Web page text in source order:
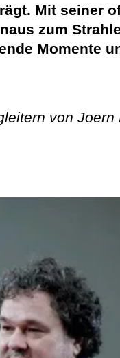
Mit seiner
zum
Momente
von